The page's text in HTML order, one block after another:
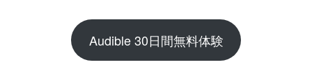
Audible 30日間無料体験